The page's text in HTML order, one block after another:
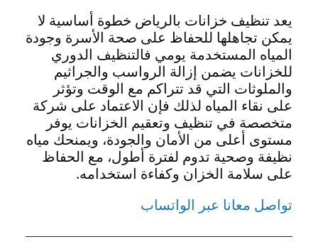
يعد تنظيف خزانات بالرياض خطوة أساسية لا
يمكن تجاهلها للحفاظ على صحة الأسرة وجودة
المياه المستخدمة يومي فالتنظيف الدوري
للخزانات يضمن إزالة الرواسب والجراثيم
والملوثات التي قد تتراكم مع الوقت وتؤثر
على نقاء المياه لذلك فإن الاعتماد على شركة
متخصصة في تنظيف وتعقيم الخزانات يوفر
مستوى أعلى من الأمان والجودة، ويمنحك مياه
نظيفة وصحية تدوم لفترة أطول، مع الحفاظ
على سلامة الخزان وكفاءة استخدامه.
تواصل معانا عبر الواتساب